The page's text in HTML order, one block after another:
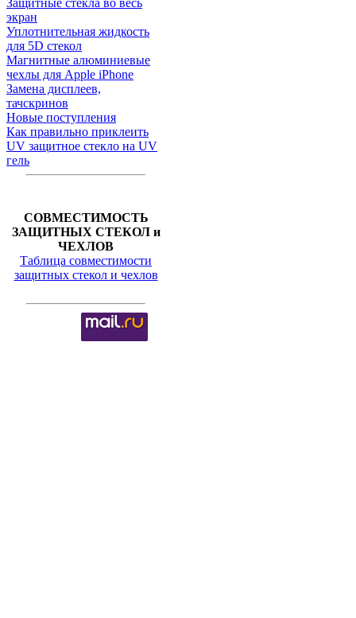
Защитные стекла во весь
экран
Уплотнительная жидкость
для 5D стекол
Магнитные алюминиевые
чехлы для Apple iPhone
Замена дисплеев,
тачскринов
Новые поступления
Как правильно приклеить
UV защитное стекло на UV
гель
СОВМЕСТИМОСТЬ
ЗАЩИТНЫХ СТЕКОЛ и
ЧЕХЛОВ
Таблица совместимости
защитных стекол и чехлов